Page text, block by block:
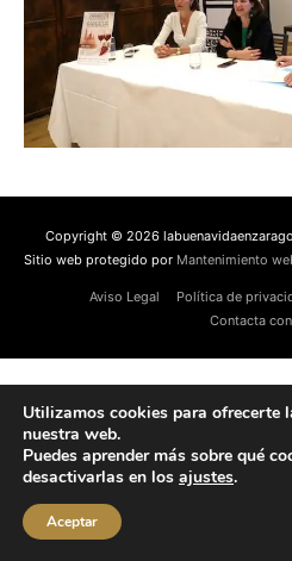
Copyright © 2026
Sitio web protegido por Mantenimiento
Aviso Legal Política de
Contacta
Utilizamos cookies para ofrecerte
nuestra web.
Puedes aprender más sobre qué
desactivarlas en los ajustes.
Aceptar